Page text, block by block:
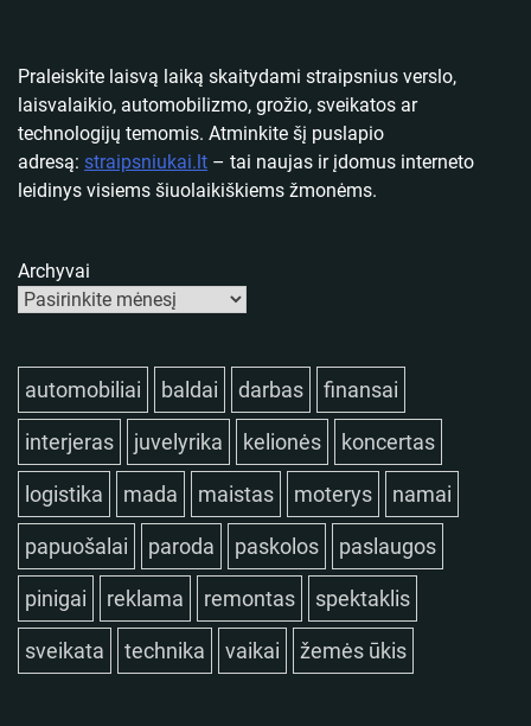
Praleiskite laisvą laiką skaitydami straipsnius verslo,
laisvalaikio, automobilizmo, grožio, sveikatos ar
technologijų temomis. Atminkite šį puslapio
adresą: straipsniukai.lt – tai naujas ir įdomus interneto
leidinys visiems šiuolaikiškiems žmonėms.
Archyvai
automobiliai baldai darbas finansai
interjeras juvelyrika kelionės koncertas
logistika mada maistas moterys namai
papuošalai paroda paskolos paslaugos
pinigai reklama remontas spektaklis
sveikata technika vaikai žemės ūkis